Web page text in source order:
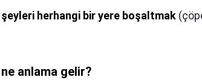
herhangi bir yere boşaltmak
anlama gelir?